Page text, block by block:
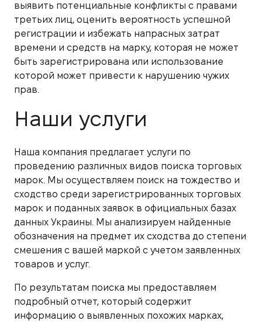
выявить потенциальные конфликты с правами
третьих лиц, оценить вероятность успешной
регистрации и избежать напрасных затрат
времени и средств на марку, которая не может
быть зарегистрирована или использование
которой может привести к нарушению чужих
прав.
Наши услуги
Наша компания предлагает услуги по
проведению различных видов поиска торговых
марок. Мы осуществляем поиск на тождество и
сходство среди зарегистрированных торговых
марок и поданных заявок в официальных базах
данных Украины. Мы анализируем найденные
обозначения на предмет их сходства до степени
смешения с вашей маркой с учетом заявленных
товаров и услуг.
По результатам поиска мы предоставляем
подробный отчет, который содержит
информацию о выявленных похожих марках,